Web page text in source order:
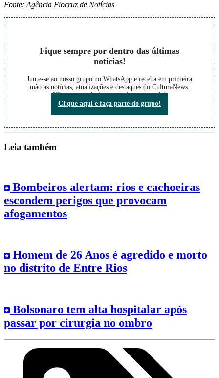
Fonte: Agência Fiocruz de Notícias
Fique sempre por dentro das últimas
notícias!
Junte-se ao nosso grupo no WhatsApp e receba em primeira
mão as notícias, atualizações e destaques do CulturaNews.
Não perca nada do que está acontecendo!
Clique aqui e faça parte do grupo!
Leia também
Bombeiros alertam: rios e cachoeiras
escondem perigos que provocam
afogamentos
Homem de 26 Anos é agredido e morto
no distrito de Entre Rios
Bolsonaro tem alta hospitalar após
passar por cirurgia no ombro